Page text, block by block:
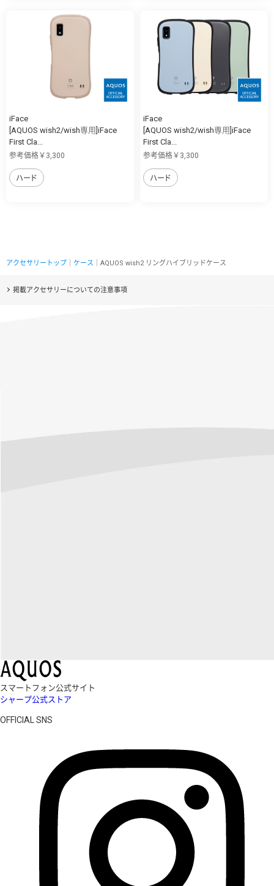
iFace
[AQUOS wish2/wish専用]iFace
First Cla...
参考価格￥3,300
ハード
iFace
[AQUOS wish2/wish専用]iFace
First Cla...
参考価格￥3,300
ハード
アクセサリートップ ケース ｜AQUOS wish2 リングハイブリッドケース
掲載アクセサリーについての注意事項
スマートフォン公式サイト
シャープ公式ストア
OFFICIAL SNS